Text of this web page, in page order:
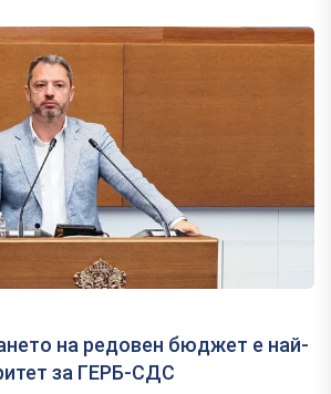
на редовен бюджет е най-
за ГЕРБ-СДС